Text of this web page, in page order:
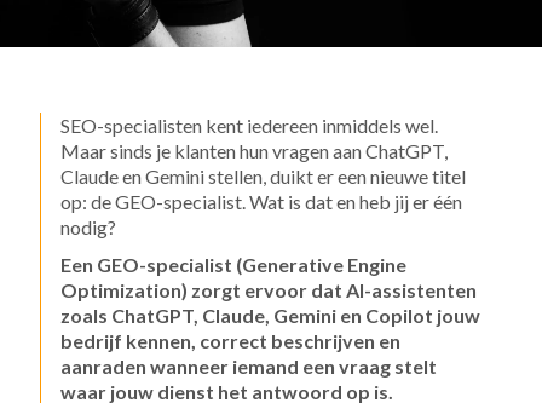
SEO-specialisten kent iedereen inmiddels wel.
Maar sinds je klanten hun vragen aan ChatGPT,
Claude en Gemini stellen, duikt er een nieuwe titel
op: de GEO-specialist. Wat is dat en heb jij er één
nodig?
Een GEO-specialist (Generative Engine
Optimization) zorgt ervoor dat AI-assistenten
zoals ChatGPT, Claude, Gemini en Copilot jouw
bedrijf kennen, correct beschrijven en
aanraden wanneer iemand een vraag stelt
waar jouw dienst het antwoord op is.